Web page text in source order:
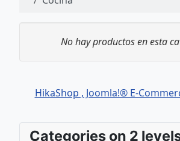
No hay productos en esta
HikaShop , Joomla!® E-
Categories on 2